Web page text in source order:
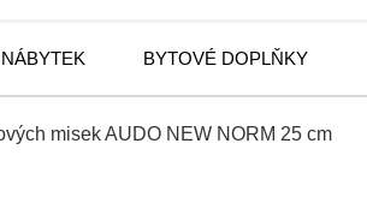
BYTOVÉ DOPLŇKY
misek AUDO NEW NORM 25 cm